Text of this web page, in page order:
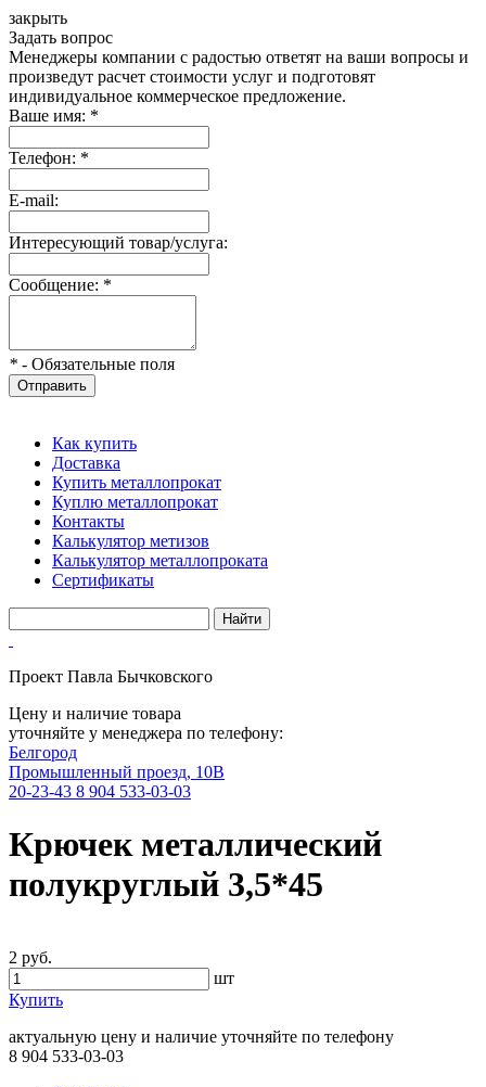
закрыть
Задать вопрос
Менеджеры компании с радостью ответят на ваши вопросы и
произведут расчет стоимости услуг и подготовят
индивидуальное коммерческое предложение.
Ваше имя: *
Телефон: *
E-mail:
Интересующий товар/услуга:
Сообщение: *
* - Обязательные поля
Отправить
Как купить
Доставка
Купить металлопрокат
Куплю металлопрокат
Контакты
Калькулятор метизов
Калькулятор металлопроката
Сертификаты
Проект Павла Бычковского
Цену и наличие товара
уточняйте у менеджера по телефону:
Белгород
Промышленный проезд, 10В
20-23-43 8 904 533-03-03
Крючек металлический
полукруглый 3,5*45
2 руб.
шт
Купить
актуальную цену и наличие уточняйте по телефону
8 904 533-03-03